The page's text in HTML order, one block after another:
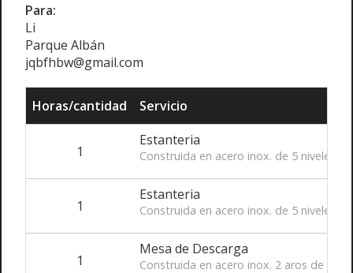
Para:
Li
Parque Albán
jqbfhbw@gmail.com
Horas/cantidad Servicio
1
Estanteria
Construida en acero inox. de 5 niveles,
1
Estanteria
Construida en acero inox. de 5 niveles,
1
Mesa de Descarga
Construida en acero inox. 2 aros de